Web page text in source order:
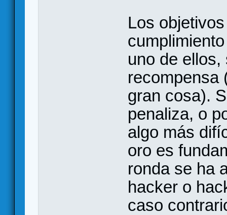
Los
uno de
recompensa
gran cosa).
penaliza, o
algo más
oro es
ronda se ha
hacker o
caso